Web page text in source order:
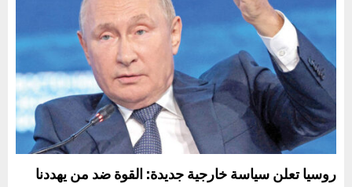
روسيا تعلن سياسة خارجية جديدة: القوة ضد من يهددنا